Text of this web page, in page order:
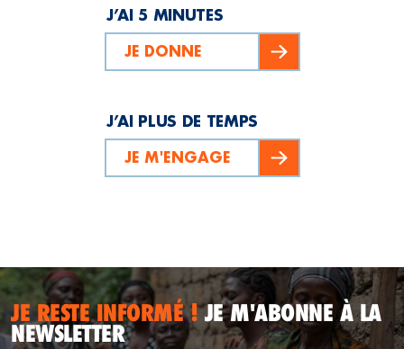
J’AI 5 MINUTES
JE DONNE
J’AI PLUS DE TEMPS
JE M'ENGAGE
JE RESTE INFORMÉ !JE M'ABONNE À LA
NEWSLETTER